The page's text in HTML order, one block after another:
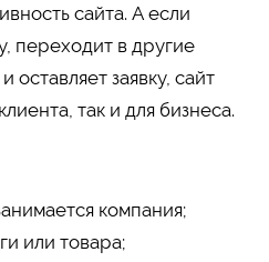
сайта. А если
переходит в другие
оставляет заявку, сайт
так и для бизнеса.
компания;
или товара;